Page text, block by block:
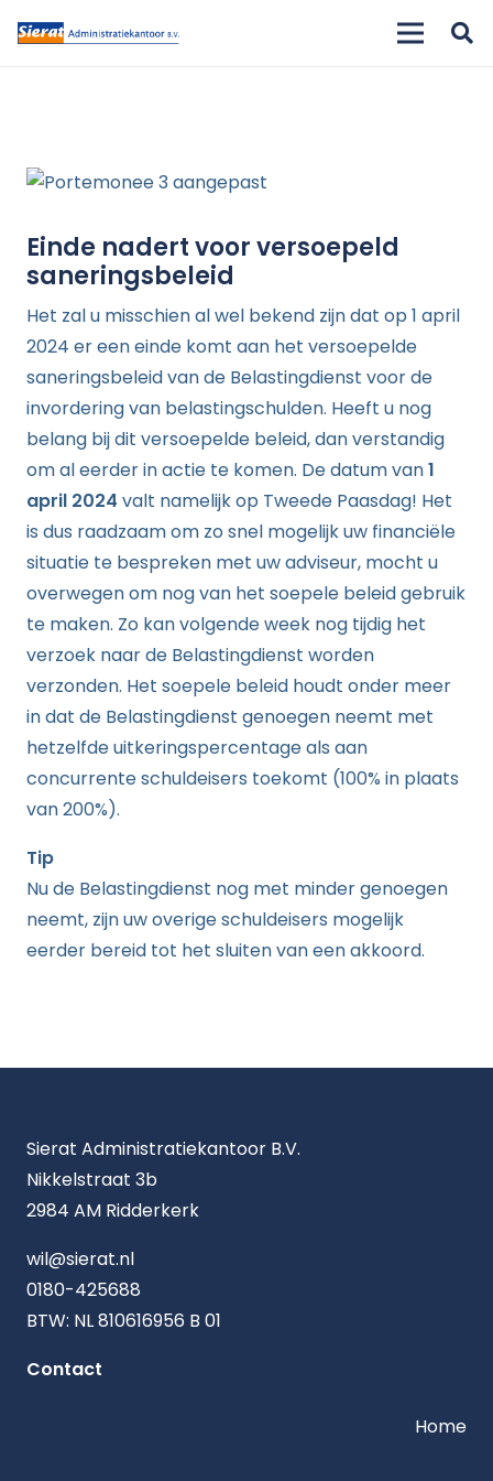
Einde nadert voor versoepeld
saneringsbeleid
Het zal u misschien al wel bekend zijn dat op 1 april
2024 er een einde komt aan het versoepelde
saneringsbeleid van de Belastingdienst voor de
invordering van belastingschulden. Heeft u nog
belang bij dit versoepelde beleid, dan verstandig
om al eerder in actie te komen. De datum van1
april 2024 valt namelijk op Tweede Paasdag! Het
is dus raadzaam om zo snel mogelijk uw financiële
situatie te bespreken met uw adviseur, mocht u
overwegen om nog van het soepele beleid gebruik
te maken. Zo kan volgende week nog tijdig het
verzoek naar de Belastingdienst worden
verzonden. Het soepele beleid houdt onder meer
in dat de Belastingdienst genoegen neemt met
hetzelfde uitkeringspercentage als aan
concurrente schuldeisers toekomt (100% in plaats
van 200%).
Tip
Nu de Belastingdienst nog met minder genoegen
neemt, zijn uw overige schuldeisers mogelijk
eerder bereid tot het sluiten van een akkoord.
Sierat Administratiekantoor B.V.
Nikkelstraat 3b
2984 AM Ridderkerk
wil@sierat.nl
0180-425688
BTW: NL 810616956 B 01
Contact
Home